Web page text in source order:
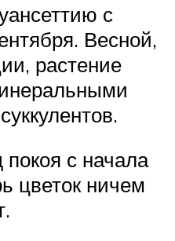
с
Весной,
растение
покоя с начала
цветок ничем